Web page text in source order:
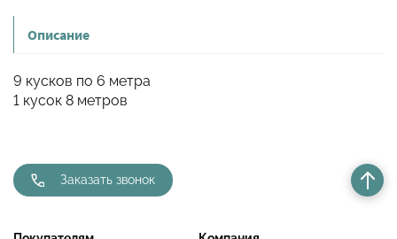
Описание
9 кусков по 6 метра
1 кусок 8 метров
Заказать звонок